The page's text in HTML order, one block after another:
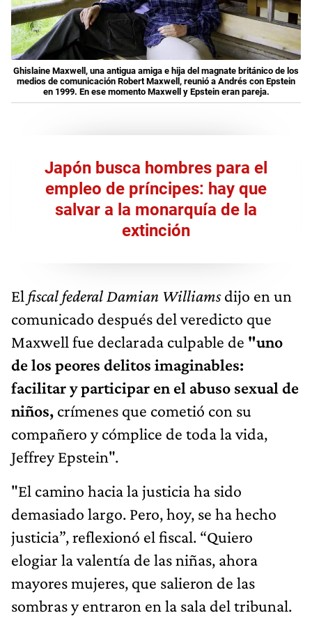
Ghislaine Maxwell, una antigua amiga e hija del magnate británico de los
medios de comunicación Robert Maxwell, reunió a Andrés con Epstein
en 1999. En ese momento Maxwell y Epstein eran pareja.
Japón busca hombres para el
empleo de príncipes: hay que
salvar a la monarquía de la
extinción
El fiscal federal Damian Williamsdijo en un
comunicado después del veredicto que
Maxwell fue declarada culpable de "uno
de los peores delitos imaginables:
facilitar y participar en el abuso sexual de
niños, crímenes que cometió con su
compañero y cómplice de toda la vida,
Jeffrey Epstein".
"El camino hacia la justicia ha sido
demasiado largo. Pero, hoy, se ha hecho
justicia”, reflexionó el fiscal. “Quiero
elogiar la valentía de las niñas, ahora
mayores mujeres, que salieron de las
sombras y entraron en la sala del tribunal.